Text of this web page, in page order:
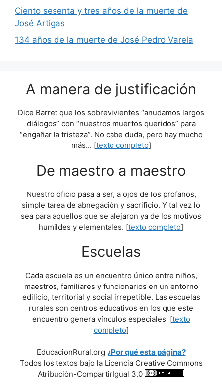
Ciento sesenta y tres años de la muerte de
José Artigas
134 años de la muerte de José Pedro Varela
A manera de justificación
Dice Barret que los sobrevivientes “anudamos largos
diálogos” con “nuestros muertos queridos” para
“engañar la tristeza”. No cabe duda, pero hay mucho
más... [texto completo]
De maestro a maestro
Nuestro oficio pasa a ser, a ojos de los profanos,
simple tarea de abnegación y sacrificio. Y tal vez lo
sea para aquellos que se alejaron ya de los motivos
humildes y elementales. [texto completo]
Escuelas
Cada escuela es un encuentro único entre niños,
maestros, familiares y funcionarios en un entorno
edilicio, territorial y social irrepetible. Las escuelas
rurales son centros educativos en los que este
encuentro genera vínculos especiales. [texto
completo]
EducacionRural.org ¿Por qué esta página?
Todos los textos bajo la Licencia Creative Commons
Atribución-CompartirIgual 3.0